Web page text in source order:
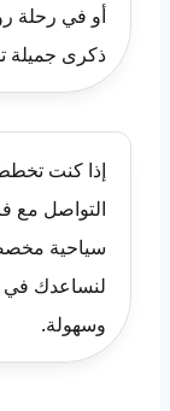
أو في رحلة
ذكرى جميلة
إذا كنت تخطط
التواصل مع
سياحية
لنساعدك في
وسهولة.